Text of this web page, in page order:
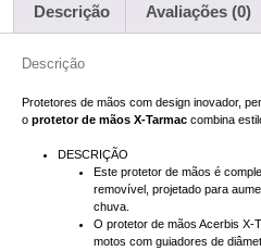
Descrição Avaliações (0)
Descrição
Protetores de mãos com design inovador,
o protetor de mãos X-Tarmac combina
DESCRIÇÃO
Este protetor de mãos é
removível, projetado para
chuva.
O protetor de mãos Acerbis X-
motos com guiadores de